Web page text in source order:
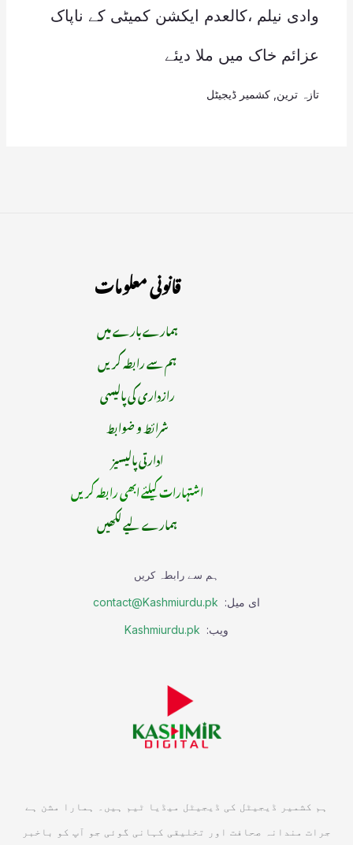
وادی نیلم ،کالعدم ایکشن کمیٹی کے ناپاک
عزائم خاک میں ملا دیئے
تازہ ترین کشمیر ڈیجیٹل
قانونی معلومات
ہمارے بارے میں
ہم سے رابطہ کریں
رازداری کی پالیسی
شرائط و ضوابط
ادارتی پالیسیز
اشتہارات کیلئے ابھی رابطہ کریں
ہمارے لیے لکھیں
ہم سے رابطہ کریں
ای میل: contact@Kashmiurdu.pk
ویب: Kashmiurdu.pk
ہم کشمیر ڈیجیٹل کی ڈیجیٹل میڈیا ٹیم ہیں۔ ہمارا مشن ہے
جرات مندانہ صحافت اور تخلیقی کہانی گوئی جو آپ کو باخبر